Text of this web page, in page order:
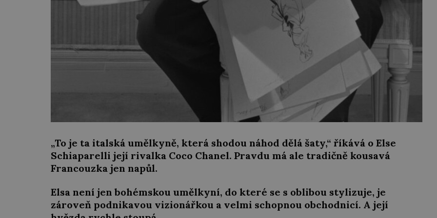
„To je ta italská umělkyně, která shodou náhod dělá šaty,“ říkává o Else
Schiaparelli její rivalka Coco Chanel. Pravdu má ale tradičně kousavá
Francouzka jen napůl.
Elsa není jen bohémskou umělkyní, do které se s oblibou stylizuje, je
zároveň podnikavou vizionářkou a velmi schopnou obchodnicí. A její